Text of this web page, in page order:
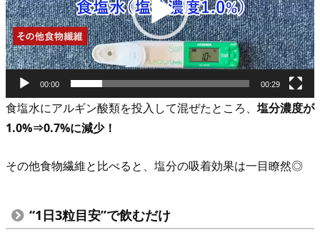
ー
ヤ
ー
00:00 00:29
食塩水にアルギン酸類を投入して混ぜたところ、 塩分濃度が
1.0%⇒0.7%に減少！
その他食物繊維と比べると、塩分の吸着効果は一目瞭然◎
“1日3粒目安”で飲むだけ